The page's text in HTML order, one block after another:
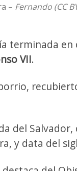
– Fernando (CC
terminada en
VII.
del Salvador,
y data del